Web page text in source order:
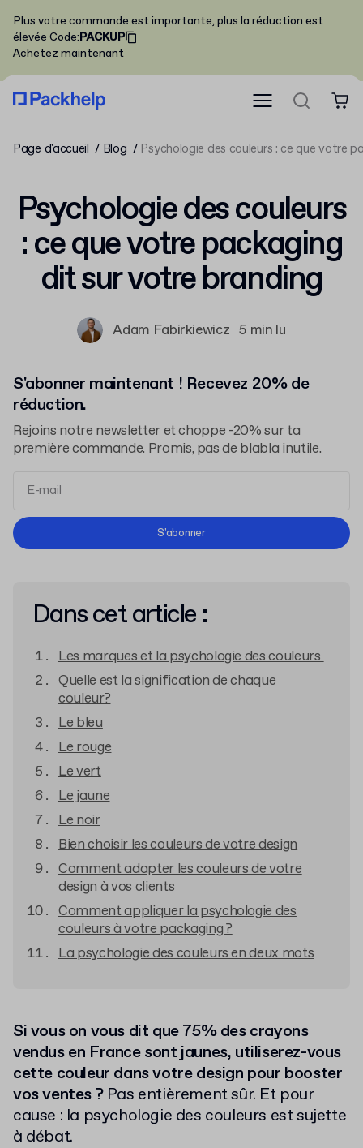
Plus votre commande est importante, plus la réduction est
élevée Code:PACKUP
Achetez maintenant
Page d'accueil Blog Psychologie des couleurs : ce que votre
Psychologie des couleurs
: ce que votre packaging
dit sur votre branding
Adam Fabirkiewicz 5 min lu
S'abonner maintenant ! Recevez 20% de
réduction.
Rejoins notre newsletter et choppe -20% sur ta
première commande. Promis, pas de blabla inutile.
Conditions d'Utilisation
S'abonner
Dans cet article :
Les marques et la psychologie des couleurs
Quelle est la signification de chaque
couleur?
Le bleu
Le rouge
Le vert
Le jaune
Le noir
Bien choisir les couleurs de votre design
Comment adapter les couleurs de votre
design à vos clients
Comment appliquer la psychologie des
couleurs à votre packaging ?
La psychologie des couleurs en deux mots
Si vous on vous dit que 75% des crayons
vendus en France sont jaunes, utiliserez-vous
cette couleur dans votre design pour booster
vos ventes ?Pas entièrement sûr. Et pour
cause : la psychologie des couleurs est sujette
à débat.